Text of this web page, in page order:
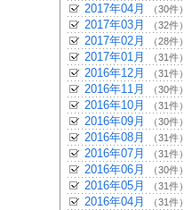
2017年04月 （30件）
2017年03月 （32件）
2017年02月 （28件）
2017年01月 （31件）
2016年12月 （31件）
2016年11月 （30件）
2016年10月 （31件）
2016年09月 （30件）
2016年08月 （31件）
2016年07月 （31件）
2016年06月 （30件）
2016年05月 （31件）
2016年04月 （31件）